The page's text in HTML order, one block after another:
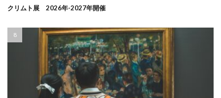
クリムト展 2026年-2027年開催